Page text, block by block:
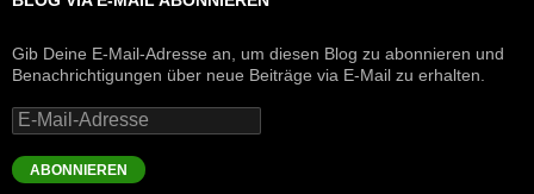
Gib Deine E-Mail-Adresse an, um diesen Blog zu abonnieren und
Benachrichtigungen über neue Beiträge via E-Mail zu erhalten.
E-
Mail-
Adresse
ABONNIEREN